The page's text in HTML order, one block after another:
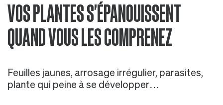
VOS PLANTES S'ÉPANOUISSENT
QUAND VOUS LES COMPRENEZ
Feuilles jaunes, arrosage irrégulier, parasites,
plante qui peine à se développer…